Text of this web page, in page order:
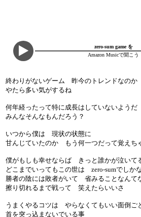
zero-sum game を
Amazon Musicで聞こう
終わりがないゲーム 昨今のトレンドなのか
やたら多い気がするね
何年経ったって特に成長はしていないようだ
みんなそんなもんだろう？
いつから僕は 現状の状態に
甘んじていたのか もう何一つだって覚えち
僕がもしも幸せならば きっと誰かが泣いて
どこまでいってもこの世は zero-sumでしか
勝者の陰には敗者がいて 省みることなんて
擦り切れるまで戦って 笑えたらいいさ
うまくやるコツは やらなくてもいい面倒ご
首を突っ込まないでいる事